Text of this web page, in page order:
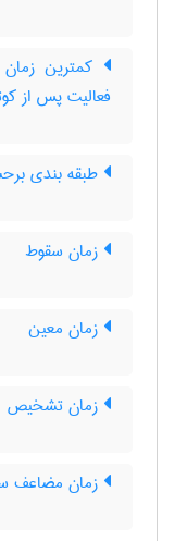
کمترین
فعالیت پس از
طبقه بندی
زمان سقوط
زمان معین
زمان تشخیص
زمان مضاعف